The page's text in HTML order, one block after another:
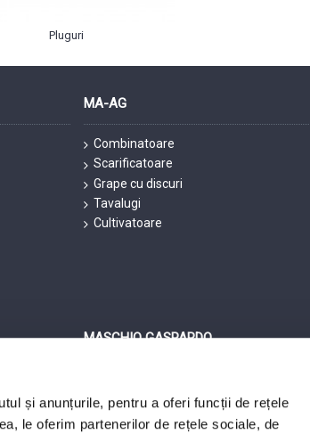
și anunțurile, pentru a oferi funcții de rețele
le oferim partenerilor de rețele sociale, de
Pluguri
MA-AG
Combinatoare
Scarificatoare
Grape cu discuri
Tavalugi
Cultivatoare
MASCHIO GASPARDO
Semănat